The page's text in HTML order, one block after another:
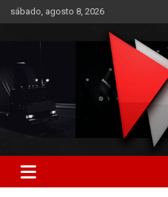
Saltar
al
sábado, agosto 8, 2026
RO CONTENIDOS